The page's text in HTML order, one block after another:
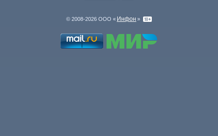
© 2008-2026 ООО « Инфон »